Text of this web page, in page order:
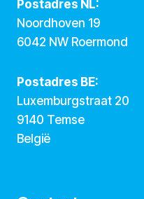
Postadres NL:
Noordhoven 19
6042 NW Roermond
Postadres BE:
Luxemburgstraat 20
9140 Temse
België